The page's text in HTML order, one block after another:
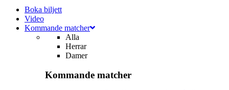
Boka biljett
Video
Kommande matcher
Alla
Herrar
Damer
Kommande matcher